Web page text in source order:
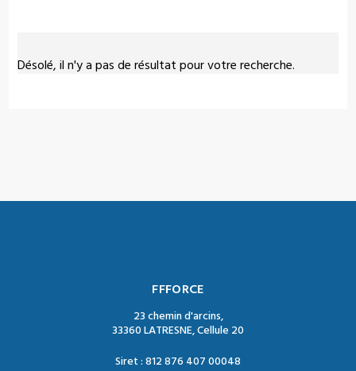
Désolé, il n'y a pas de résultat pour votre recherche.
FFFORCE
23 chemin d'arcins,
33360 LATRESNE, Cellule 20
Siret : 812 876 407 00048